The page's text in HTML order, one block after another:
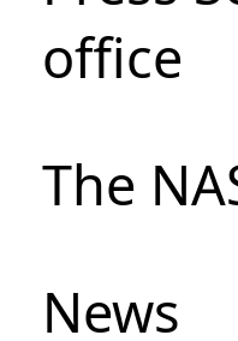
office
The
News